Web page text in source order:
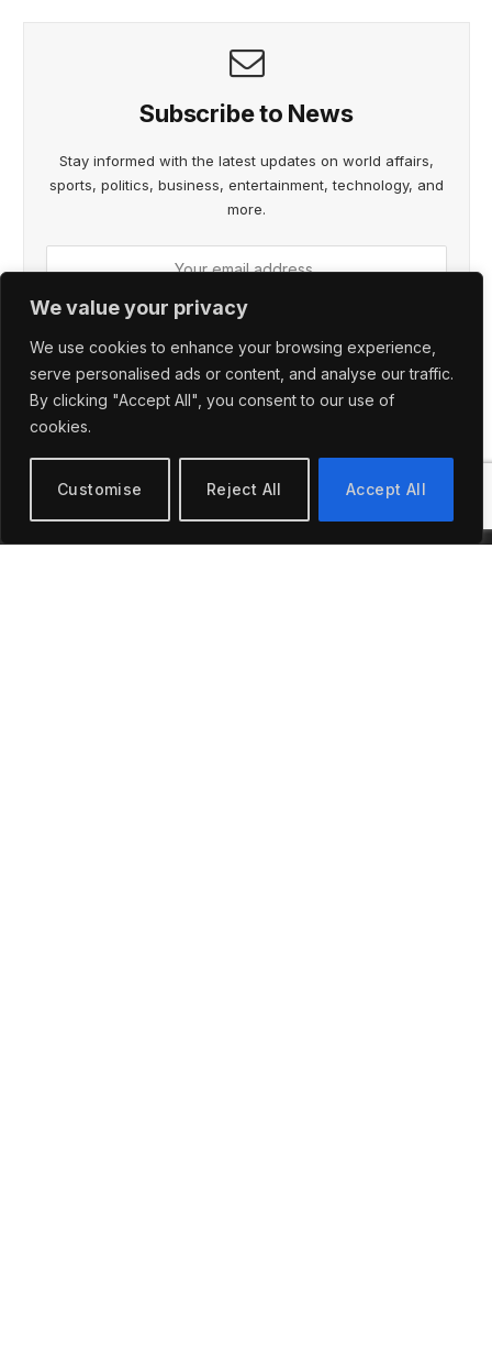
We value your privacy
We use cookies to enhance your browsing experience,
serve personalised ads or content, and analyse our traffic.
By clicking "Accept All", you consent to our use of
cookies.
Customise Reject All Accept All
Subscribe to News
Stay informed with the latest updates on world affairs,
sports, politics, business, entertainment, technology, and
more.
By signing up, you agree to the our terms and our
Privacy Policy agreement.